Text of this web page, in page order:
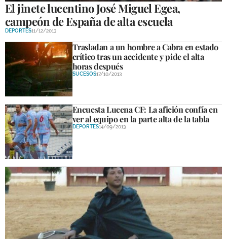
El jinete lucentino José Miguel Egea,
campeón de España de alta escuela
DEPORTES11/12/2013
Trasladan a un hombre a Cabra en estado
crítico tras un accidente y pide el alta
horas después
SUCESOS17/10/2013
Encuesta Lucena CF: La afición confía en
ver al equipo en la parte alta de la tabla
DEPORTES14/09/2013